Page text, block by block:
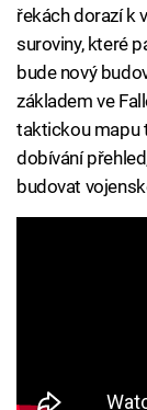
řekách dorazí k
suroviny, které
bude nový
základem ve
taktickou mapu
dobívání
budovat